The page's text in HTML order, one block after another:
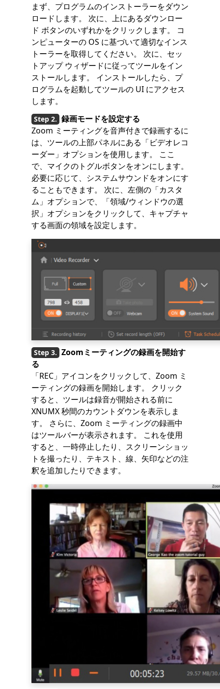
まず、プログラムのインストーラーをダウン
ロードします。 次に、上にあるダウンロー
ド ボタンのいずれかをクリックします。 コ
ンピューターの OS に基づいて適切なインス
トーラーを取得してください。 次に、セッ
トアップ ウィザードに従ってツールをイン
ストールします。 インストールしたら、プ
ログラムを起動してツールの UI にアクセス
します。
録画モードを設定する
Zoom ミーティングを音声付きで録画するに
は、ツールの上部パネルにある「ビデオレコ
ーダー」オプションを使用します。 ここ
で、マイクのトグルボタンをオンにします。
必要に応じて、システムサウンドをオンにす
ることもできます。 次に、左側の「カスタ
ム」オプションで、「領域/ウィンドウの選
択」オプションをクリックして、キャプチャ
する画面の領域を設定します。
Zoomミーティングの録画を開始す
る
「REC」アイコンをクリックして、Zoom ミ
ーティングの録画を開始します。 クリック
すると、ツールは録音が開始される前に
XNUMX 秒間のカウントダウンを表示しま
す。 さらに、Zoom ミーティングの録画中
はツールバーが表示されます。 これを使用
すると、一時停止したり、スクリーンショッ
トを撮ったり、テキスト、線、矢印などの注
釈を追加したりできます。